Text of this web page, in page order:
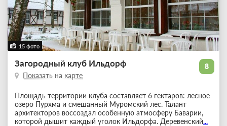
15 фото
8
Загородный клуб Ильдорф
Показать на карте
Площадь территории клуба составляет 6 гектаров: лесное
озеро Пурхма и смешанный Муромский лес. Талант
архитекторов воссоздал особенную атмосферу Баварии,
которой дышит каждый уголок Ильдорфа. Деревенский...